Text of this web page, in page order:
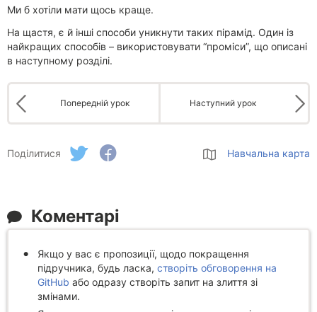
Ми б хотіли мати щось краще.
На щастя, є й інші способи уникнути таких пірамід. Один із
найкращих способів – використовувати “проміси”, що описані
в наступному розділі.
Попередній урок Наступний урок
Поділитися Навчальна карта
Коментарі
Якщо у вас є пропозиції, щодо покращення
підручника, будь ласка, створіть обговорення на
GitHub або одразу створіть запит на злиття зі
змінами.